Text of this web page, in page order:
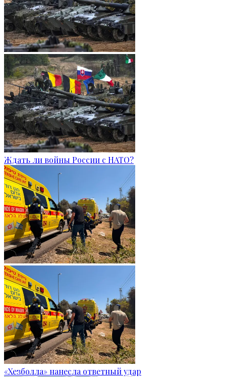
Ждать ли войны России с НАТО?
«Хезболла» нанесла ответный удар